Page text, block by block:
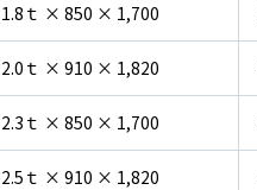
1.8ｔ × 850 × 1,700
2.0ｔ × 910 × 1,820
2.3ｔ × 850 × 1,700
2.5ｔ × 910 × 1,820